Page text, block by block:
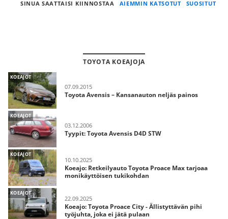
SINUA SAATTAISI KIINNOSTAA AIEMMIN KATSOTUT SUOSITUT
TOYOTA KOEAJOJA
KOEAJOT
07.09.2015
Toyota Avensis – Kansanauton neljäs painos
KOEAJOT
03.12.2006
Tyypit: Toyota Avensis D4D STW
KOEAJOT
10.10.2025
Koeajo: Retkeilyauto Toyota Proace Max tarjoaa
monikäyttöisen tukikohdan
KOEAJOT
22.09.2025
Koeajo: Toyota Proace City - Ällistyttävän pihi
työjuhta, joka ei jätä pulaan